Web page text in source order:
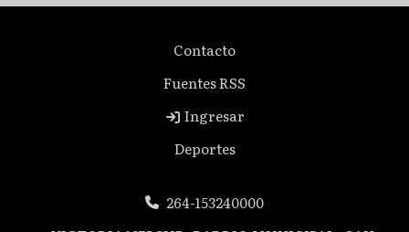
Contacto
Fuentes RSS
Ingresar
Deportes
264-153240000